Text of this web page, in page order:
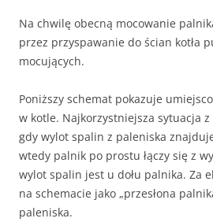
Na chwilę obecną mocowanie
przez przyspawanie do ścian kotła
mocujących.
Poniższy schemat pokazuje
w kotle. Najkorzystniejsza sytuacja
gdy wylot spalin z paleniska
wtedy palnik po prostu łączy się z
wylot spalin jest u dołu palnika. Za
na schemacie jako „przesłona
paleniska.